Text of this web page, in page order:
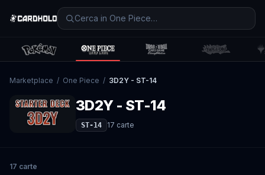
Marketplace / One Piece / 3D2Y - ST-14
3D2Y - ST-14
ST-14 17 carte
17 carte